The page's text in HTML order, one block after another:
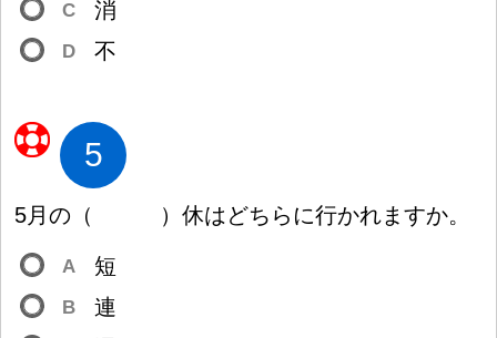
C 消
D 不
5
5月 の （ ） 休はどちらに行かれますか。
A 短
B 連